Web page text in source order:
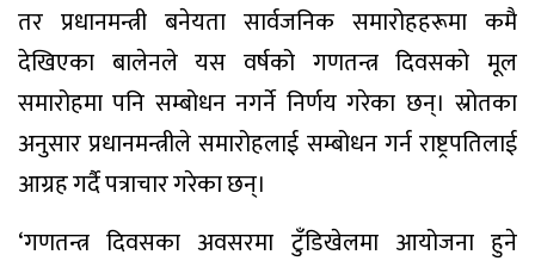
तर प्रधानमन्त्री बनेयता सार्वजनिक समारोहहरूमा कमै
देखिएका बालेनले यस वर्षको गणतन्त्र दिवसको मूल
समारोहमा पनि सम्बोधन नगर्ने निर्णय गरेका छन्। स्रोतका
अनुसार प्रधानमन्त्रीले समारोहलाई सम्बोधन गर्न राष्ट्रपतिलाई
आग्रह गर्दै पत्राचार गरेका छन्।
‘गणतन्त्र दिवसका अवसरमा टुँडिखेलमा आयोजना हुने